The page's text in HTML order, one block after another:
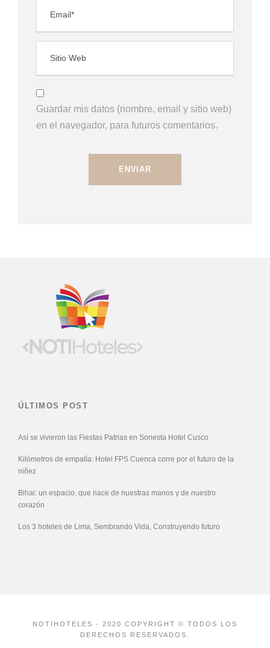
Guardar mis datos (nombre, email y sitio web)
en el navegador, para futuros comentarios.
ÚLTIMOS POST
Así se vivieron las Fiestas Patrias en Sonesta Hotel Cusco
Kilómetros de empatía: Hotel FPS Cuenca corre por el futuro de la
niñez
Bihai: un espacio, que nace de nuestras manos y de nuestro
corazón
Los 3 hoteles de Lima, Sembrando Vida, Construyendo futuro
NOTIHOTELES - 2020 COPYRIGHT © TODOS LOS
DERECHOS RESERVADOS.